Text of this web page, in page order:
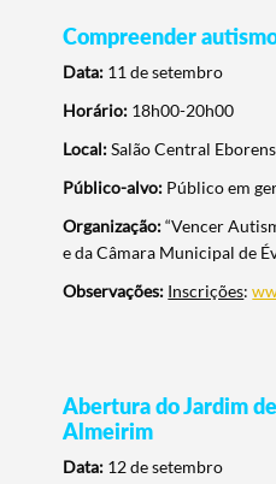
Compreender
Data: 11 de setembro
Horário: 18h00-20h00
Local:Salão Central
Público-alvo: Público em
Organização:“Vencer
e da Câmara Municipal de
Observações: Inscrições:
Abertura do Jardim
Almeirim
Data: 12 de setembro